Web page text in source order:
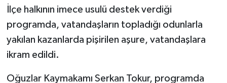
İlçe halkının imece usulü destek verdiği
programda, vatandaşların topladığı odunlarla
yakılan kazanlarda pişirilen aşure, vatandaşlara
ikram edildi.
Oğuzlar Kaymakamı Serkan Tokur, programda